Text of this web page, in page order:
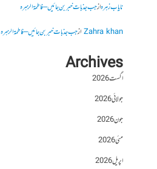
نایاب زہرہازجب جذبات خبر بن جائیں – فاطمۃالزہرہ
Zahra khanازجب جذبات خبر بن جائیں – فاطمۃالزہرہ
Archives
اگست 2026
جولائی 2026
جون 2026
مئی 2026
اپریل 2026